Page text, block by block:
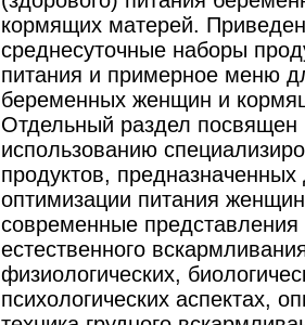
кормящих матерей.
среднесуточные наборы
питания и примерное меню
беременных женщин и
Отдельный раздел посвящен
использованию
продуктов, предназначенных
оптимизации питания
современные представления
естественного
физиологических,
психологических аспектах,